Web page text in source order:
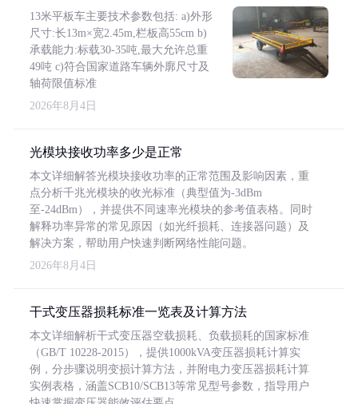
13米平板车主要技术参数包括: a)外形
尺寸:长13m×宽2.45m,栏板高55cm b)
承载能力:标载30-35吨,最大允许总重
49吨 c)符合国家道路车辆外廓尺寸及
轴荷限值标准
2026年8月4日
光模块接收功率多少是正常
本文详细解答光模块接收功率的正常范围及影响因素，重
点分析千兆光模块的收光标准（典型值为-3dBm
至-24dBm），并提供不同速率光模块的参考值表格。同时
解释功率异常的常见原因（如光纤损耗、连接器问题）及
解决方案，帮助用户快速判断网络性能问题。
2026年8月4日
干式变压器损耗标准一览表及计算方法
本文详细解析干式变压器空载损耗、负载损耗的国家标准
（GB/T 10228-2015），提供1000kVA变压器损耗计算实
例，分步骤说明变损计算方法，并附电力变压器损耗计算
实例表格，涵盖SCB10/SCB13等常见型号参数，指导用户